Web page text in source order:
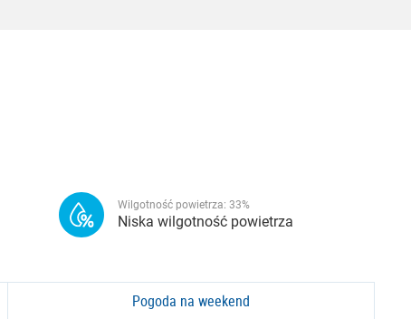
Wilgotność powietrza: 33%
Niska wilgotność powietrza
Pogoda na weekend